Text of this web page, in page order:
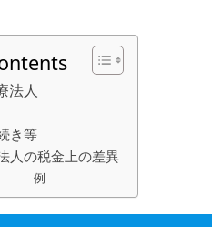
法人
き等
人の税金上の差異
例